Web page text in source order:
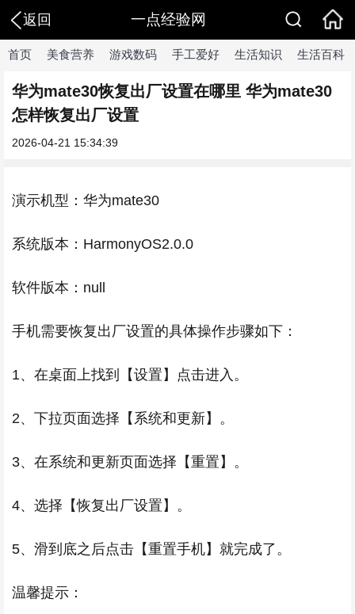
返回 一点经验网
首页 美食营养 游戏数码 手工爱好 生活知识 生活百科
华为mate30恢复出厂设置在哪里 华为mate30
怎样恢复出厂设置
2026-04-21 15:34:39
演示机型：华为mate30
系统版本：HarmonyOS2.0.0
软件版本：null
手机需要恢复出厂设置的具体操作步骤如下：
1、在桌面上找到【设置】点击进入。
2、下拉页面选择【系统和更新】。
3、在系统和更新页面选择【重置】。
4、选择【恢复出厂设置】。
5、滑到底之后点击【重置手机】就完成了。
温馨提示：